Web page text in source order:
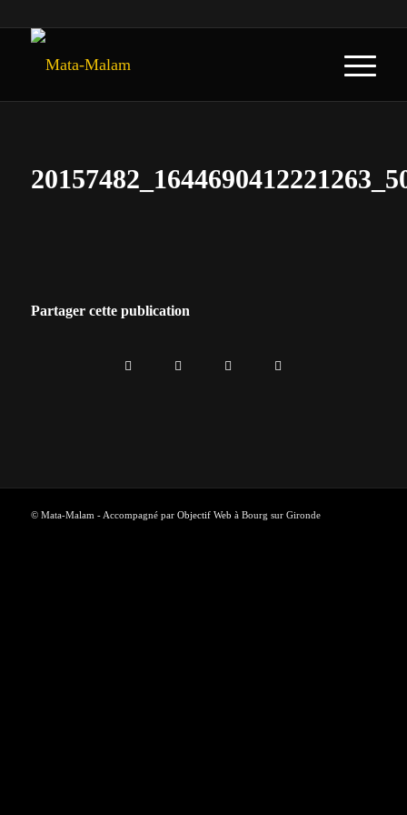
Partager cette publication
© Mata-Malam - Accompagné par Objectif Web à Bourg sur Gironde